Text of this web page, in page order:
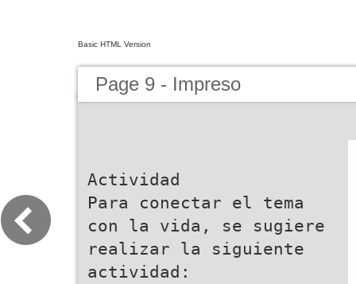
Basic HTML Version
Page 9 - Impreso
Actividad
Para conectar el tema
con la vida, se sugiere
realizar la siguiente
actividad: